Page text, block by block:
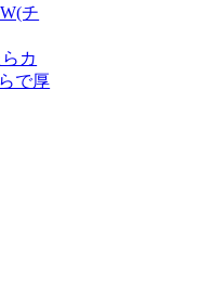
チ
カ
で厚